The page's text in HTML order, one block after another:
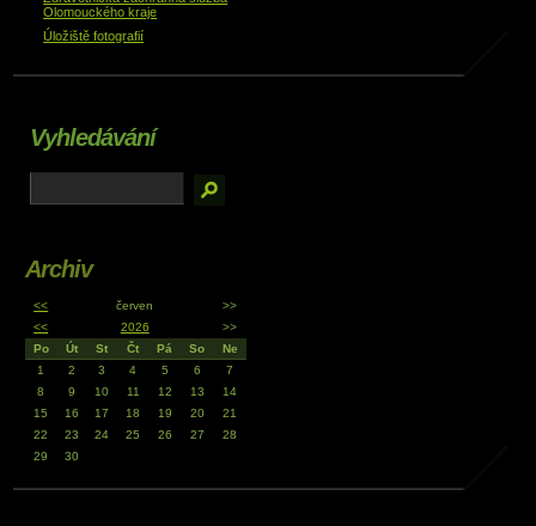
Olomouckého kraje
Úložiště fotografií
Vyhledávání
Archiv
<< červen
>>
<<
2026
>>
Po
Út St Čt Pá So
Ne
1
2 3 4 5 6
7
8
9 10 11 12 13
14
15
16 17 18 19 20
21
22
23 24 25 26 27
28
29
30